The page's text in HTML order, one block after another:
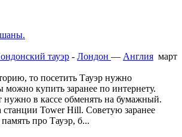
тауэр - Лондон — Англия март
то посетить Тауэр нужно
можно купить заранее по интернету.
в кассе обменять на бумажный.
станции Tower Hill. Советую заранее
про Тауэр, б...